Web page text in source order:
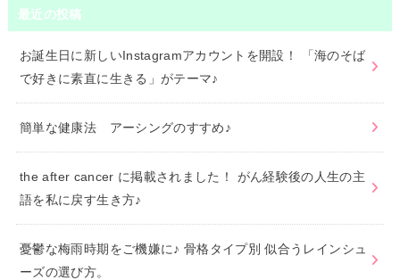
最近の投稿
お誕生日に新しいInstagramアカウントを開設！ 「海のそば
で好きに素直に生きる」がテーマ♪
簡単な健康法 アーシングのすすめ♪
the after cancer に掲載されました！ がん経験後の人生の主
語を私に戻す生き方♪
憂鬱な梅雨時期をご機嫌に♪ 骨格タイプ別 似合うレインシュ
ーズの選び方。